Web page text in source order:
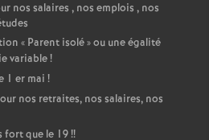
nos salaires , nos emplois , nos
« Parent isolé» ou une égalité
variable!
1 er mai !
nos retraites, nos salaires, nos
fort que le 19!!